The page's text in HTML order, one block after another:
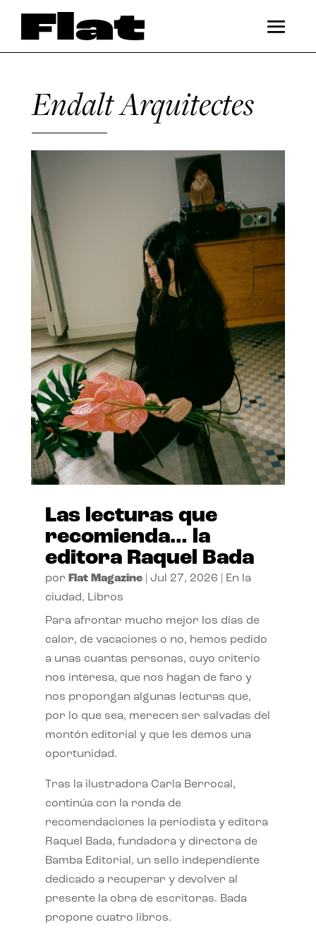
Endalt Arquitectes
Las lecturas que
recomienda… la
editora Raquel Bada
por Flat Magazine| Jul 27, 2026
En la
ciudad, Libros
Para afrontar mucho mejor los días de
calor, de vacaciones o no, hemos pedido
a unas cuantas personas, cuyo criterio
nos interesa, que nos hagan de faro y
nos propongan algunas lecturas que,
por lo que sea, merecen ser salvadas del
montón editorial y que les demos una
oportunidad.
Tras la ilustradora Carla Berrocal,
continúa con la ronda de
recomendaciones la periodista y editora
Raquel Bada, fundadora y directora de
Bamba Editorial, un sello independiente
dedicado a recuperar y devolver al
presente la obra de escritoras. Bada
propone cuatro libros.